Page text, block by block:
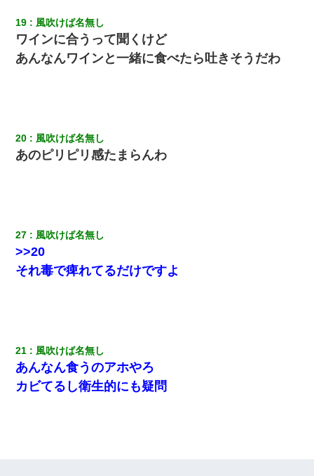
19 風吹けば名無し
ワインに合うって聞くけど
あんなんワインと一緒に食べたら吐きそうだわ
20 風吹けば名無し
あのピリピリ感たまらんわ
27 風吹けば名無し
>>20
それ毒で痺れてるだけですよ
21 風吹けば名無し
あんなん食うのアホやろ
カビてるし衛生的にも疑問